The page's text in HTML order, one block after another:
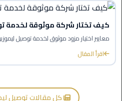
VIP
ايجار
سيارات
كيف تختار شركة موثوقة لخدمة
معايير اختيار مزود موثوق لخدمة توصيل
اقرأ المقال
كل مقالات توصيل